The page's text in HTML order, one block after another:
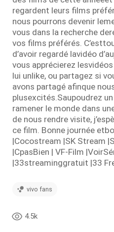
regardent leurs films
nous pourrons devenir
vous dans la recherche
vos films préférés.
d’avoir regardé lavidéo
vous apprécierez
lui unlike, ou partagez si
avons partagé afinque
plusexcités.Saupoudrez
ramener le monde dans
de nous rendre visite,
ce film. Bonne journée
|Cocostream |SK Stream
|CpasBien | VF-Film
|33streaminggratuit |33
vivo fans
4.5k